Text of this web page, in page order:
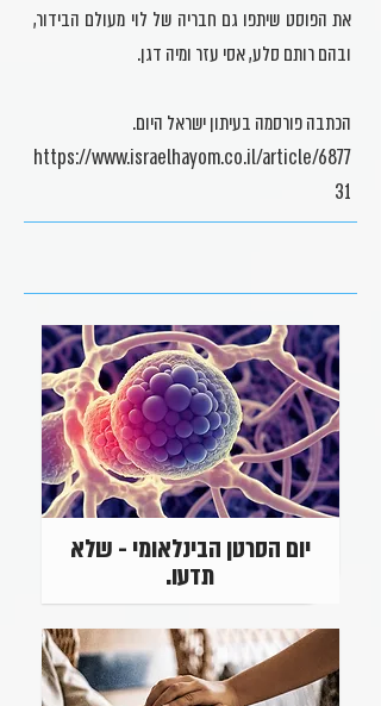
את הפוסט שיתפו גם חבריה של לוי מעולם הבידור,
ובהם רותם סלע, אסי עזר ומיה דגן.
הכתבה פורסמה בעיתון ישראל היום.
https://www.israelhayom.co.il/article/6877
31
יום הסרטן הבינלאומי - שלא
תדעו.